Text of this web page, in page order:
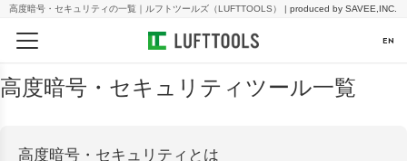
高度暗号・セキュリティの一覧｜ルフトツールズ（LUFTTOOLS） | produced by SAVEE,INC.
EN
高度暗号・セキュリティツール一覧
高度暗号・セキュリティとは